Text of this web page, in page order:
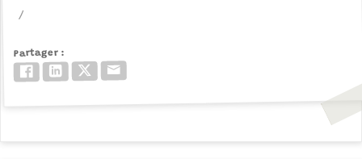
Partager
FacebookLinkedInTwitter/X